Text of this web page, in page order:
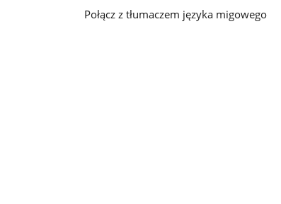
Połącz z tłumaczem języka migowego